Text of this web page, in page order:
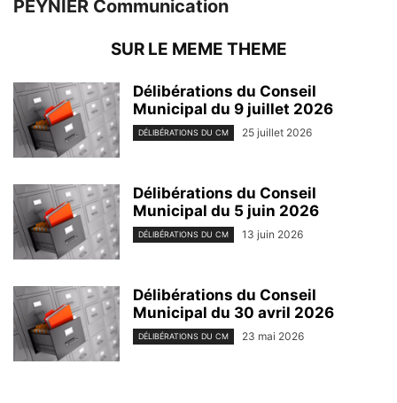
PEYNIER Communication
SUR LE MEME THEME
Délibérations du Conseil
Municipal du 9 juillet 2026
DÉLIBÉRATIONS DU CM 25 juillet 2026
Délibérations du Conseil
Municipal du 5 juin 2026
DÉLIBÉRATIONS DU CM 13 juin 2026
Délibérations du Conseil
Municipal du 30 avril 2026
DÉLIBÉRATIONS DU CM 23 mai 2026